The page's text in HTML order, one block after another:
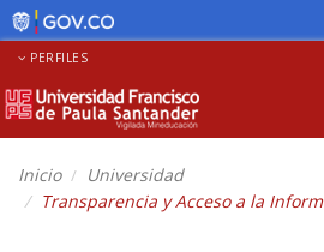
PERFILES
Inicio
Universidad
Transparencia y Acceso a la